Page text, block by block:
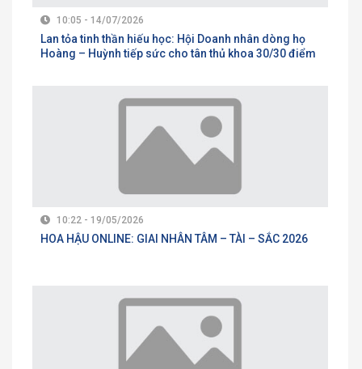
10:05 - 14/07/2026
Lan tỏa tinh thần hiếu học: Hội Doanh nhân dòng họ
Hoàng – Huỳnh tiếp sức cho tân thủ khoa 30/30 điểm
10:22 - 19/05/2026
HOA HẬU ONLINE: GIAI NHÂN TÂM – TÀI – SẮC 2026